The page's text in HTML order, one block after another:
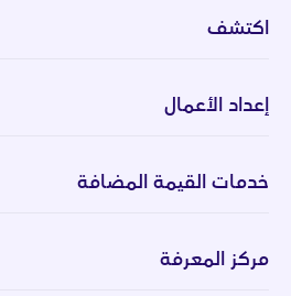
اكتشف
إعداد الأعمال
خدمات القيمة المضافة
مركز المعرفة